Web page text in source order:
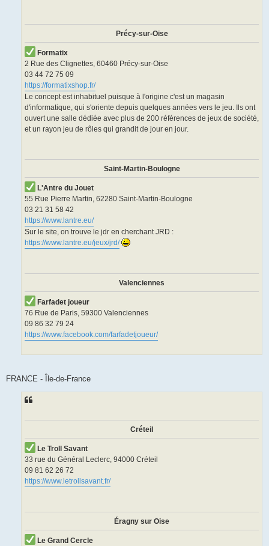
Précy-sur-Oise
Formatix
2 Rue des Clignettes, 60460 Précy-sur-Oise
03 44 72 75 09
https://formatixshop.fr/
Le concept est inhabituel puisque à l'origine c'est un magasin
d'informatique, qui s'oriente depuis quelques années vers le jeu. Ils ont
ouvert une salle dédiée avec plus de 200 références de jeux de société,
et un rayon jeu de rôles qui grandit de jour en jour.
Saint-Martin-Boulogne
L'Antre du Jouet
55 Rue Pierre Martin, 62280 Saint-Martin-Boulogne
03 21 31 58 42
https://www.lantre.eu/
Sur le site, on trouve le jdr en cherchant JRD :
https://www.lantre.eu/jeux/jrd/
Valenciennes
Farfadet joueur
76 Rue de Paris, 59300 Valenciennes
09 86 32 79 24
https://www.facebook.com/farfadetjoueur/
FRANCE - Île-de-France
Créteil
Le Troll Savant
33 rue du Général Leclerc, 94000 Créteil
09 81 62 26 72
https://www.letrollsavant.fr/
Éragny sur Oise
Le Grand Cercle